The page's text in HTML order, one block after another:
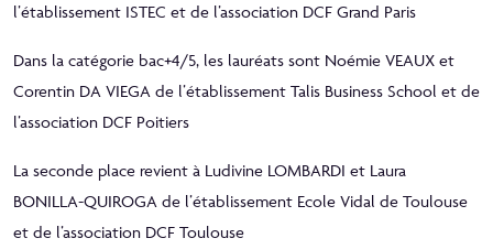
l’établissement ISTEC et de l’association DCF Grand Paris
Dans la catégorie bac+4/5, les lauréats sont Noémie VEAUX et
Corentin DA VIEGA de l’établissement Talis Business School et de
l’association DCF Poitiers
La seconde place revient à Ludivine LOMBARDI et Laura
BONILLA-QUIROGA de l’établissement Ecole Vidal de Toulouse
et de l’association DCF Toulouse